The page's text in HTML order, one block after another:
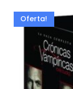
Oferta!